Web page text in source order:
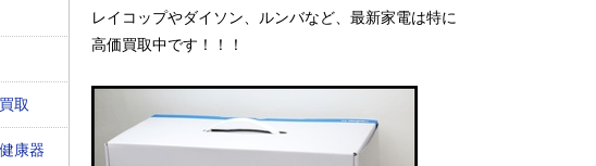
レイコップやダイソン、ルンバなど、最新家電は特に
高価買取中です！！！
取
康器